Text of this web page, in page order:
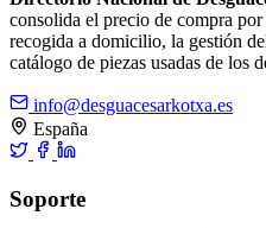
consolida el precio de compra
recogida a domicilio, la gestión
catálogo de piezas usadas de los
info@desguacesarkotxa.es
España
Soporte